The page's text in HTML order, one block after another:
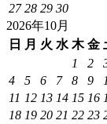
27 28 29 30
2026年10月
日
月 火 水 木 金
1
2
4
5 6 7 8 9
11 12 13 14 15 16
18 19 20 21 22 23